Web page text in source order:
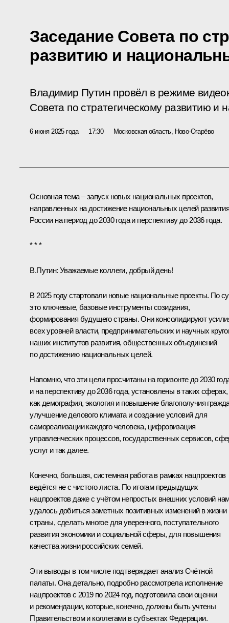
Заседание Совета по
развитию и
Владимир Путин провёл в режиме
Совета по стратегическому развитию и
6 июня 2025 года 17:30 Московская область, Ново-Огарёво
Основная тема – запуск новых национальных проектов,
направленных на достижение национальных целей развития
России на период до 2030 года и перспективу до 2036 года.
* * *
В.Путин: Уважаемые коллеги, добрый день!
В 2025 году стартовали новые национальные проекты. По
это ключевые, базовые инструменты созидания,
формирования будущего страны. Они консолидируют
всех уровней власти, предпринимательских и научных
наших институтов развития, общественных объединений
по достижению национальных целей.
Напомню, что эти цели просчитаны на горизонте до 2030
и на перспективу до 2036 года, установлены в таких сферах,
как демография, экология и повышение благополучия
улучшение делового климата и создание условий для
самореализации каждого человека, цифровизация
управленческих процессов, государственных сервисов,
услуг и так далее.
Конечно, большая, системная работа в рамках нацпроектов
ведётся не с чистого листа. По итогам предыдущих
нацпроектов даже с учётом непростых внешних условий
удалось добиться заметных позитивных изменений в жизни
страны, сделать многое для уверенного, поступательного
развития экономики и социальной сферы, для повышения
качества жизни российских семей.
Эти выводы в том числе подтверждает анализ Счётной
палаты. Она детально, подробно рассмотрела исполнение
нацпроектов с 2019 по 2024 год, подготовила свои оценки
и рекомендации, которые, конечно, должны быть учтены
Правительством и коллегами в субъектах Федерации.